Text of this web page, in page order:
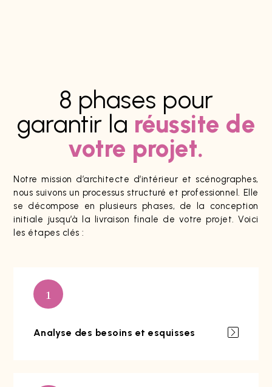
8 phases pour
garantir la réussite de
votre projet.
Notre mission d’architecte d’intérieur et scénographes,
nous suivons un processus structuré et professionnel. Elle
se décompose en plusieurs phases, de la conception
initiale jusqu’à la livraison finale de votre projet. Voici
les étapes clés :
1
Analyse des besoins et esquisses